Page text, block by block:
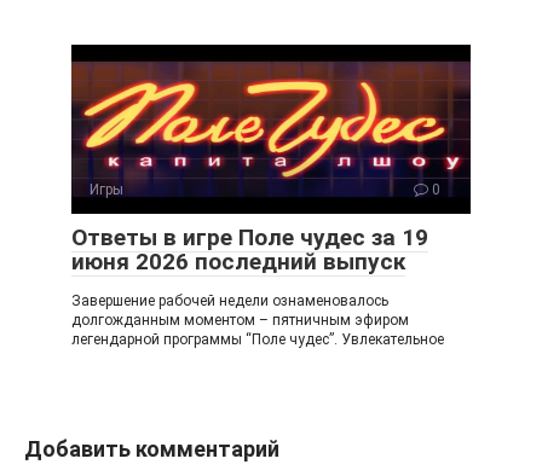
Игры 0
Ответы в игре Поле чудес за 19
июня 2026 последний выпуск
Завершение рабочей недели ознаменовалось
долгожданным моментом – пятничным эфиром
легендарной программы “Поле чудес”. Увлекательное
Добавить комментарий